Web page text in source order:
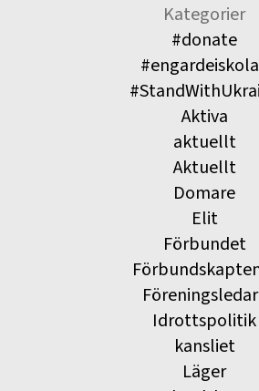
Kategorier
#donate
Aktiva
aktuellt
Aktuellt
Domare
Elit
Förbundet
Idrottspolitik
kansliet
Läger